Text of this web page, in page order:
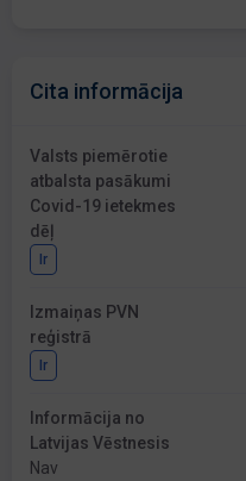
Cita informācija
Valsts piemērotie
atbalsta pasākumi
Covid-19 ietekmes
dēļ
Ir
Izmaiņas PVN
reģistrā
Ir
Informācija no
Latvijas Vēstnesis
Nav